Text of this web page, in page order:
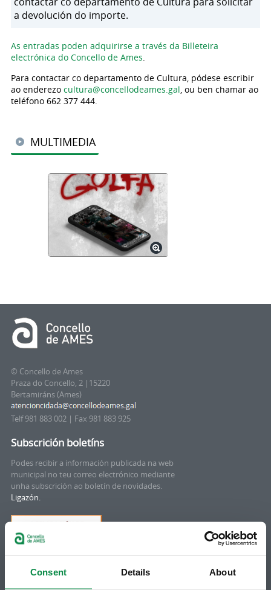
Consent Details About
a devolución do importe.
As entradas poden adquirirse a través da Billeteira
electrónica do Concello de Ames.
Para contactar co departamento de Cultura, pódese escribir
ao enderezo cultura@concellodeames.gal, ou ben chamar ao
teléfono 662 377 444.
MULTIMEDIA
© Concello de Ames
Praza do Concello, 2 |15220
Bertamiráns (Ames)
Telf 981 883 002 | Fax 981 883 925
Subscrición boletíns
Podes recibir a información publicada na web
municipal no teu correo electrónico mediante
unha subscrición ao boletín de novidades.
Ligazón.